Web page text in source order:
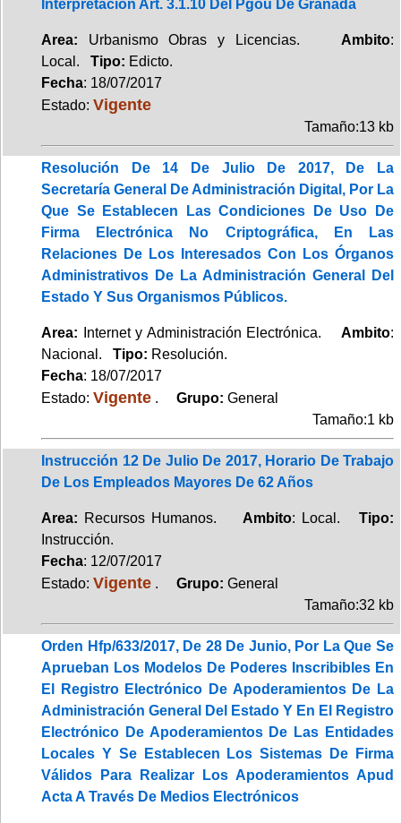
Interpretación Art. 3.1.10 Del Pgou De Granada
Area: Urbanismo Obras y Licencias. Ambito:
Local. Tipo: Edicto.
Fecha: 18/07/2017
Estado: Vigente
Tamaño:13 kb
Resolución De 14 De Julio De 2017, De La
Secretaría General De Administración Digital, Por La
Que Se Establecen Las Condiciones De Uso De
Firma Electrónica No Criptográfica, En Las
Relaciones De Los Interesados Con Los Órganos
Administrativos De La Administración General Del
Estado Y Sus Organismos Públicos.
Area: Internet y Administración Electrónica. Ambito:
Nacional. Tipo: Resolución.
Fecha: 18/07/2017
Estado: Vigente . Grupo: General
Tamaño:1 kb
Instrucción 12 De Julio De 2017, Horario De Trabajo
De Los Empleados Mayores De 62 Años
Area: Recursos Humanos. Ambito: Local.Tipo:
Instrucción.
Fecha: 12/07/2017
Estado: Vigente . Grupo: General
Tamaño:32 kb
Orden Hfp/633/2017, De 28 De Junio, Por La Que Se
Aprueban Los Modelos De Poderes Inscribibles En
El Registro Electrónico De Apoderamientos De La
Administración General Del Estado Y En El Registro
Electrónico De Apoderamientos De Las Entidades
Locales Y Se Establecen Los Sistemas De Firma
Válidos Para Realizar Los Apoderamientos Apud
Acta A Través De Medios Electrónicos